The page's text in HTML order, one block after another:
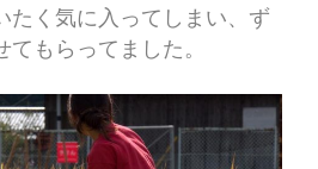
たく気に入ってしまい、ず
もらってました。